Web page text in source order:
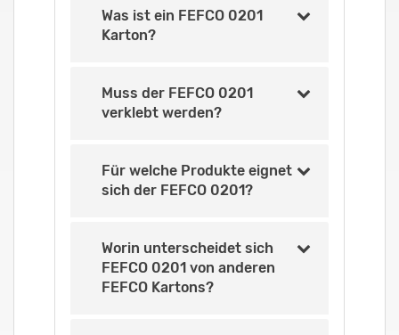
Was ist ein FEFCO 0201
Karton?
Muss der FEFCO 0201
verklebt werden?
Für welche Produkte eignet
sich der FEFCO 0201?
Worin unterscheidet sich
FEFCO 0201 von anderen
FEFCO Kartons?